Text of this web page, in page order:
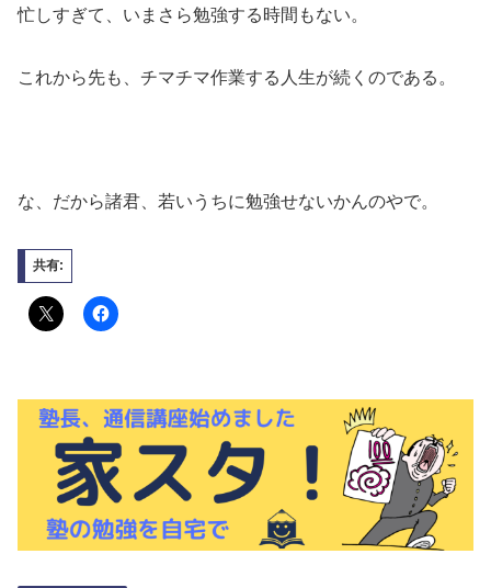
忙しすぎて、いまさら勉強する時間もない。
これから先も、チマチマ作業する人生が続くのである。
な、だから諸君、若いうちに勉強せないかんのやで。
共有: